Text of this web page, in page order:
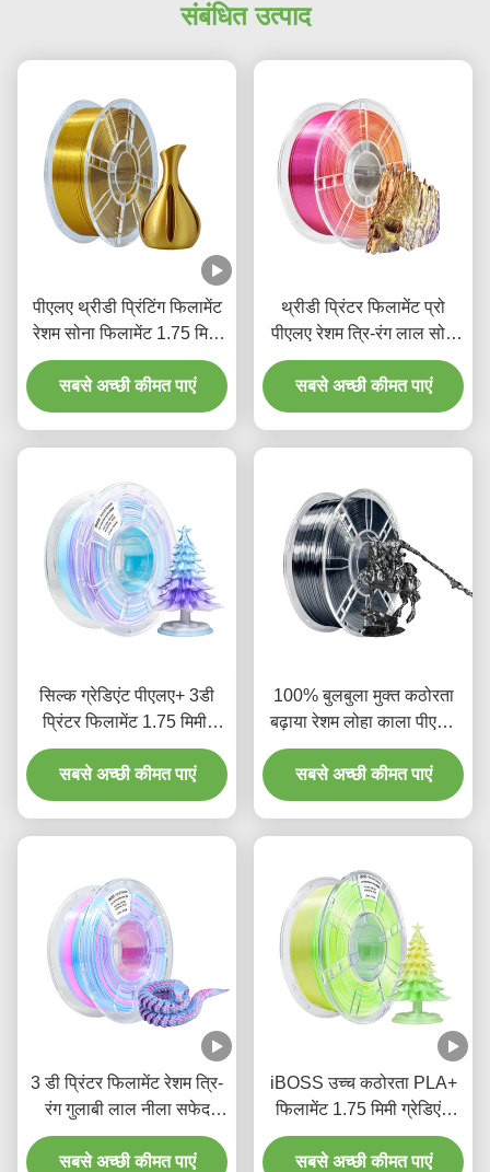
संबंधित उत्पाद
पीएलए थ्रीडी प्रिंटिंग फिलामेंट
रेशम सोना फिलामेंट 1.75 मिमी
1 किलो पीएलए थ्रीडी प्रिंटिंग
सामग्री
सबसे अच्छी कीमत पाएं
थ्रीडी प्रिंटर फिलामेंट प्रो
पीएलए रेशम त्रि-रंग लाल सोने
बैंगनी 1.75 मिमी फिलामेंट
सबसे अच्छी कीमत पाएं
सिल्क ग्रेडिएंट पीएलए+ 3डी
प्रिंटर फिलामेंट 1.75 मिमी,
ग्रेडिएंट व्हाइट पर्पल ब्लू 1 किलो
स्पूल ट्राई कलर 3डी प्रिंटिंग
फिलामेंट
सबसे अच्छी कीमत पाएं
100% बुलबुला मुक्त कठोरता
बढ़ाया रेशम लोहा काला पीएलए
फिलामेंट 3 डी प्रिंटिंग के लिए
सबसे अच्छी कीमत पाएं
3 डी प्रिंटर फिलामेंट रेशम त्रि-
रंग गुलाबी लाल नीला सफेद
1000 ग्राम आयामी सटीकता
+/- 0.02 मिमी
सबसे अच्छी कीमत पाएं
iBOSS उच्च कठोरता PLA+
फिलामेंट 1.75 मिमी ग्रेडिएंट
पीला हरा सफेद 3 डी प्रिंटिंग
फिलामेंट
सबसे अच्छी कीमत पाएं